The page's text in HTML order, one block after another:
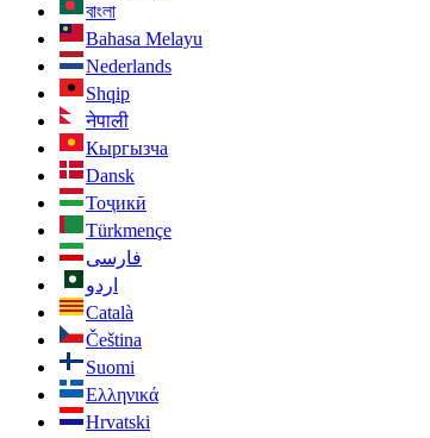
বাংলা
Bahasa Melayu
Nederlands
Shqip
नेपाली
Кыргызча
Dansk
Тоҷикӣ
Türkmençe
فارسی
اردو
Català
Čeština
Suomi
Ελληνικά
Hrvatski